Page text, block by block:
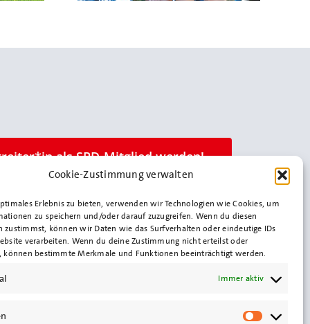
Cookie-Zustimmung verwalten
Erlebnis zu bieten, verwenden wir Technologien wie Cookies, um
zu speichern und/oder darauf zuzugreifen. Wenn du diesen
zustimmst, können wir Daten wie das Surfverhalten oder eindeutige IDs
verarbeiten. Wenn du deine Zustimmung nicht erteilst oder
können bestimmte Merkmale und Funktionen beeinträchtigt werden.
Immer aktiv
als SPD-Mitglied werden!